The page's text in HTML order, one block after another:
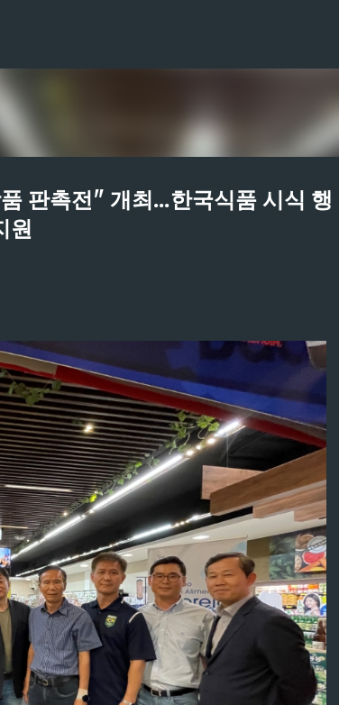
판촉전" 개최...한국식품 시식 행
원